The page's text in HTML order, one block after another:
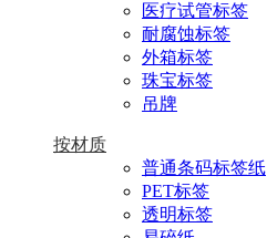
医疗试管标签
耐腐蚀标签
外箱标签
珠宝标签
吊牌
按材质
普通条码标签纸
PET标签
透明标签